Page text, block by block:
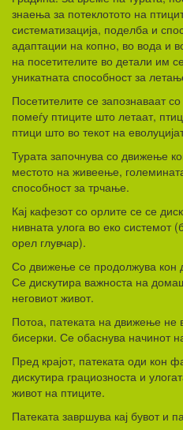
знаења за потеклотото на
систематизација, поделба и
адаптации на копно, во вода и
на посетителите во детали им
уникатната способност за
Посетителите се запознаваат
помеѓу птиците што летаат,
птици што во текот на
Турата започнува со движење
местото на живеење,
способност за трчање.
Кај кафезот со орлите се се
нивната улога во еко системот
орел глувчар).
Со движење се продолжува кон
Се дискутира важноста на
неговиот живот.
Потоа, патеката на движење не
бисерки. Се обаснува начинот
Пред крајот, патеката оди кон
дискутира грациозноста и
живот на птиците.
Патеката завршува кај бувот и